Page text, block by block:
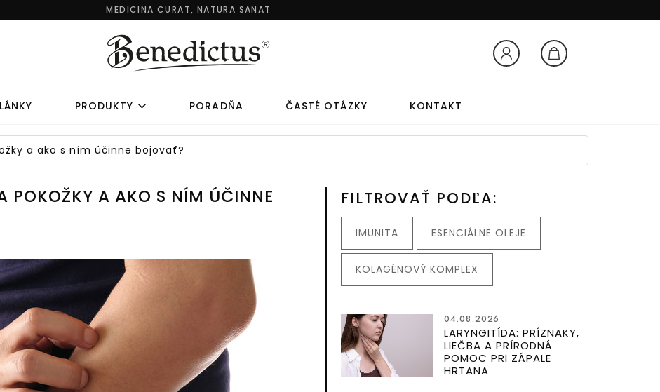
MEDICINA CURAT, NATURA SANAT
PrihlásenieKošík
PRODUKTY
KOLAGÉNOVÉ
KOLAGÉN PRE DETI
KOLAGÉN NA KOSTI A KĹBY
KOLAGÉN PRE ŠPORTOVCOV
KOLAGÉN PRE ŽENY
JARNÝ DETOX
DETSKÁ LEKÁRNIČKA
DOMÁCA LEKÁRNIČKA
CESTOVNÁ LEKÁRNIČKA
AROMATERAPIA
LEVANDUĽOVÝ OLEJ
PORADŇA ČASTÉ OTÁZKY KONTAKT
a ako s ním účinne bojovať?
POKOŽKY A AKO S NÍM ÚČINNE
FILTROVAŤ PODĽA:
IMUNITA ESENCIÁLNE OLEJE
KOLAGÉNOVÝ KOMPLEX
04.08.2026
LARYNGITÍDA: PRÍZNAKY,
LIEČBA A PRÍRODNÁ
POMOC PRI ZÁPALE
HRTANA